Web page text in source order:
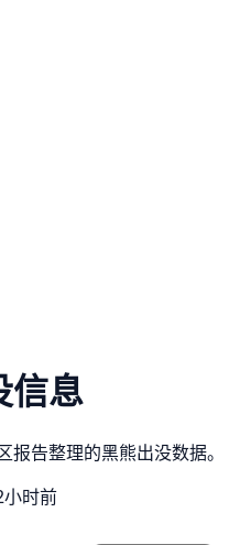
信息
告整理的黑熊出没数据。
时前